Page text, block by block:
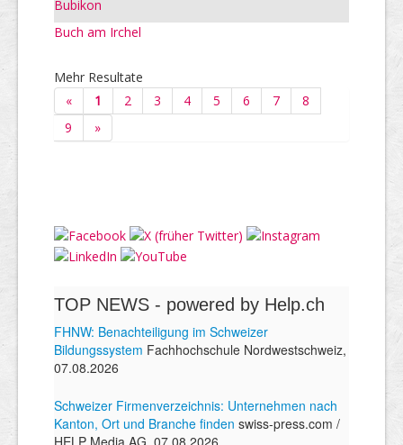
Bubikon
Buch am Irchel
Mehr Resultate
«
1 2 3 4 5 6 7
8
9
»